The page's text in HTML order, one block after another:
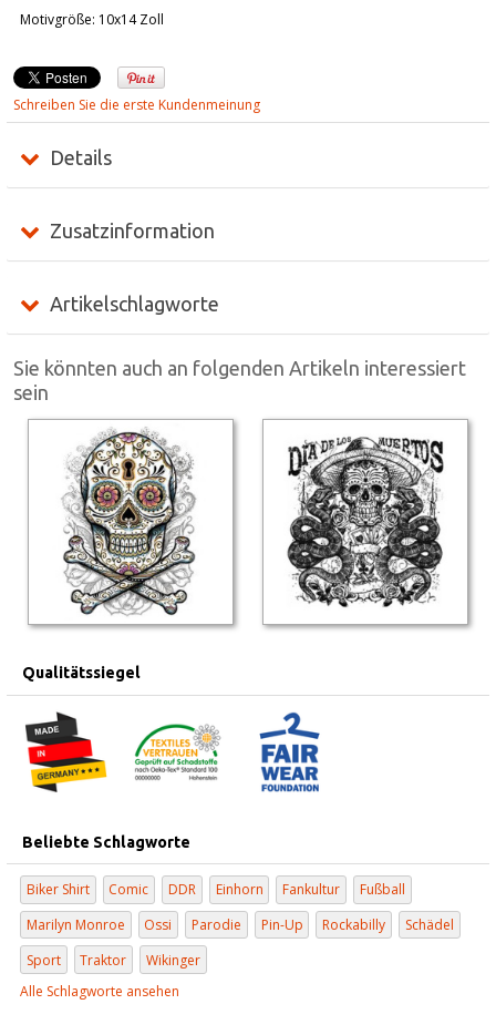
Motivgröße: 10x14 Zoll
Schreiben Sie die erste Kundenmeinung
Details
Zusatzinformation
Artikelschlagworte
Sie könnten auch an folgenden Artikeln interessiert
sein
Qualitätssiegel
Beliebte Schlagworte
Biker Shirt Comic DDR Einhorn Fankultur
Fußball
Marilyn Monroe
Ossi Parodie Pin-Up Rockabilly
Schädel
Sport
Traktor
Wikinger
Alle Schlagworte ansehen